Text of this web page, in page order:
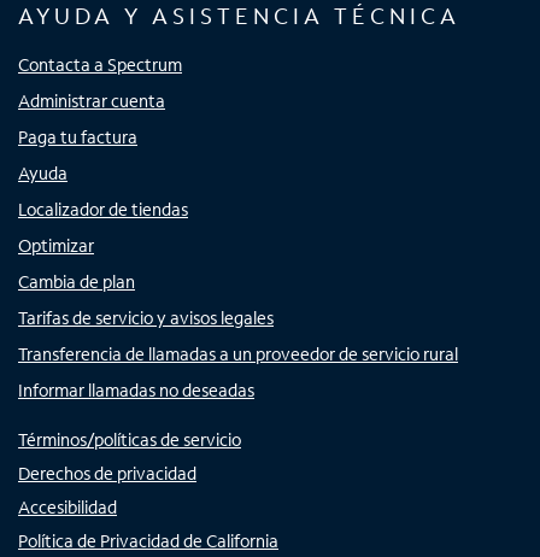
AYUDA Y ASISTENCIA TÉCNICA
Contacta a Spectrum
Administrar cuenta
Paga tu factura
Ayuda
Localizador de tiendas
Optimizar
Cambia de plan
Tarifas de servicio y avisos legales
Transferencia de llamadas a un proveedor de servicio rural
Informar llamadas no deseadas
Términos/políticas de servicio
Derechos de privacidad
Accesibilidad
Política de Privacidad de California